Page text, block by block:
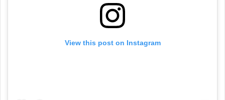
View this post on Instagram